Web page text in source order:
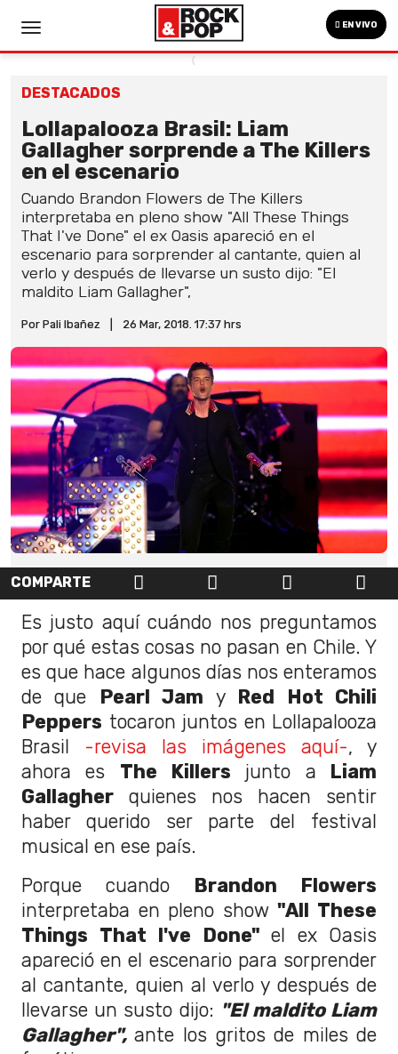
EN VIVO
DESTACADOS
Lollapalooza Brasil: Liam
Gallagher sorprende a The Killers
en el escenario
Cuando Brandon Flowers de The Killers
interpretaba en pleno show "All These Things
That I've Done" el ex Oasis apareció en el
escenario para sorprender al cantante, quien al
verlo y después de llevarse un susto dijo: "El
maldito Liam Gallagher",
Por Pali Ibañez 26 Mar, 2018. 17:37 hrs
COMPARTE
Es justo aquí cuándo nos preguntamos
por qué estas cosas no pasan en Chile. Y
es que hace algunos días nos enteramos
de que Pearl Jam y Red Hot Chili
Peppers tocaron juntos en Lollapalooza
Brasil -revisa las imágenes aquí-, y
ahora es The Killers junto a Liam
Gallagher quienes nos hacen sentir
haber querido ser parte del festival
musical en ese país.
Porque cuando Brandon Flowers
interpretaba en pleno show"All These
Things That I've Done" el ex Oasis
apareció en el escenario para sorprender
al cantante, quien al verlo y después de
llevarse un susto dijo: "El maldito Liam
Gallagher",ante los gritos de miles de